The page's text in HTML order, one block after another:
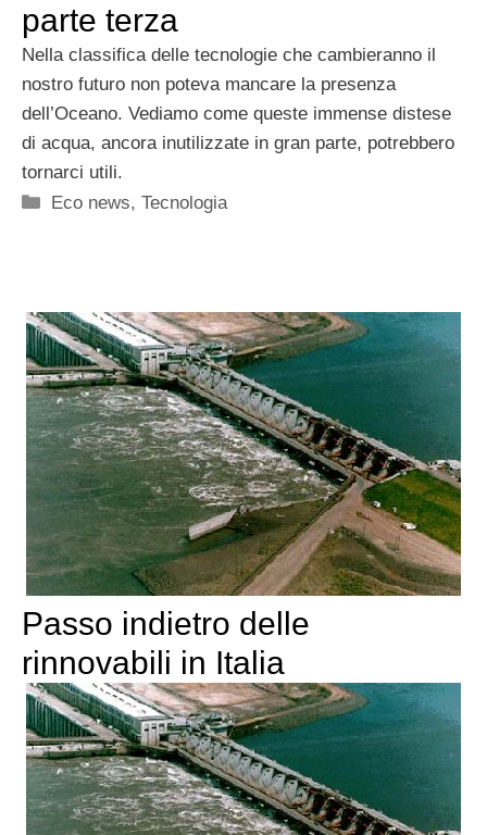
parte terza
Nella classifica delle tecnologie che cambieranno il
nostro futuro non poteva mancare la presenza
dell’Oceano. Vediamo come queste immense distese
di acqua, ancora inutilizzate in gran parte, potrebbero
tornarci utili.
Categorie
Eco news,Tecnologia
Passo indietro delle
rinnovabili in Italia